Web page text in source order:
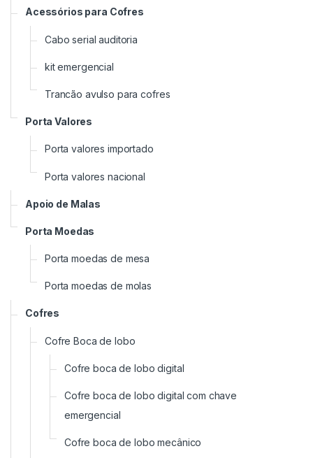
backup LTO
Acessórios para Cofres
Cabo serial auditoria
kit emergencial
Trancão avulso para cofres
Porta Valores
Porta valores importado
Porta valores nacional
Apoio de Malas
Porta Moedas
Porta moedas de mesa
Porta moedas de molas
Cofres
Cofre Boca de lobo
Cofre boca de lobo digital
Cofre boca de lobo digital com chave
emergencial
Cofre boca de lobo mecânico